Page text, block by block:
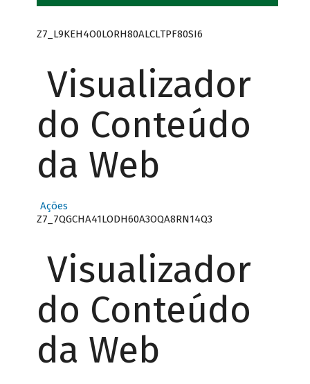
Z7_L9KEH4O0LORH80ALCLTPF80SI6
Visualizador
do Conteúdo
da Web
Ações
Z7_7QGCHA41LODH60A3OQA8RN14Q3
Visualizador
do Conteúdo
da Web